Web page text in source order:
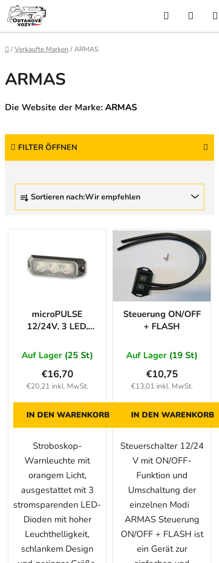
Zum
Inhalt
springen
Suchen
Startseite
/ Verkaufte Marken / ARMAS
ARMAS
Die Website der Marke: ARMAS
FILTER ÖFFNEN
P
o
d
Sortieren nach:Wir empfehlen
L
microPULSE
12/24V, 3 LED,
Auf Lager (25 St)
€20,21 inkl. MwSt.
€16,70
IN DEN WARENKORB
Stroboskop-
Warnleuchte mit
orangem Licht,
ausgestattet mit 3
stromsparenden LED-
Dioden mit hoher
Leuchthelligkeit,
schlankem Design
Steuerung ON/OFF
+ FLASH
Auf Lager (19 St)
€13,01 inkl. MwSt.
€10,75
IN DEN WARENKORB
Steuerschalter 12/24
V mit ON/OFF-
Funktion und
Umschaltung der
einzelnen Modi
ARMAS Steuerung
ON/OFF + FLASH ist
ein Gerät zur